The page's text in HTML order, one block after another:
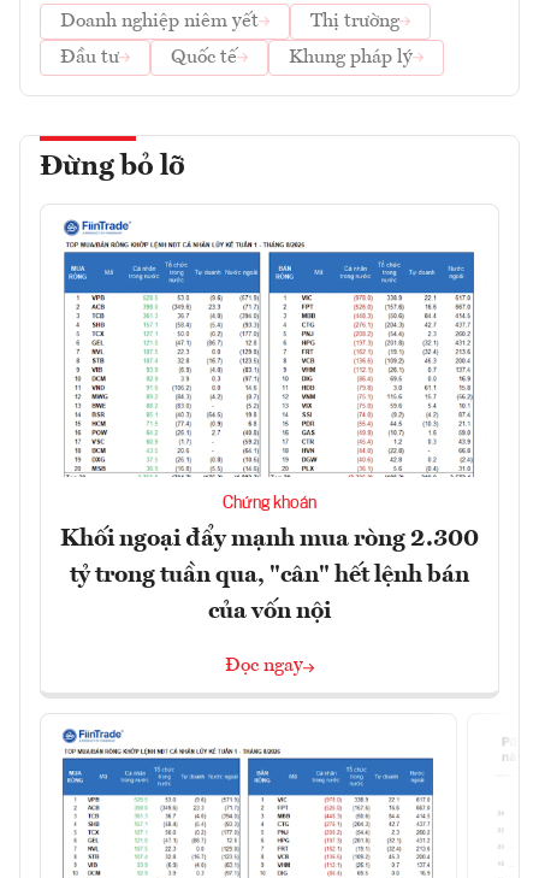
Doanh nghiệp niêm yết
Thị trường
Đầu tư
Quốc tế Khung pháp lý
Đừng bỏ lỡ
Chứng khoán
Khối ngoại đẩy mạnh mua ròng 2.300
tỷ trong tuần qua, "cân" hết lệnh bán
của vốn nội
Đọc ngay